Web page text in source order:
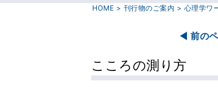
HOME 刊行物のご案内 心理学ワ
前の
こころの測り方